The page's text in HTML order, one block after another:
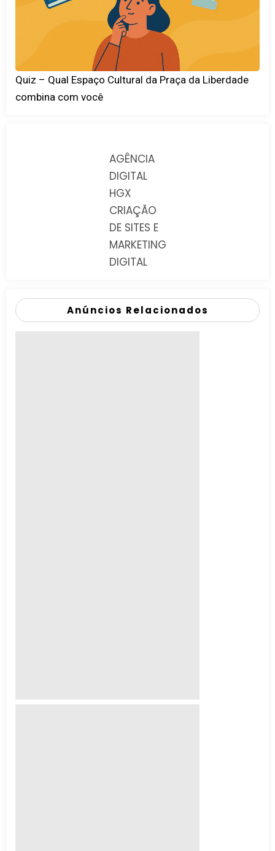
Quiz – Qual Espaço Cultural da Praça da Liberdade
combina com você
AGÊNCIA
DIGITAL
HGX
CRIAÇÃO
DE SITES E
MARKETING
DIGITAL
Anúncios Relacionados